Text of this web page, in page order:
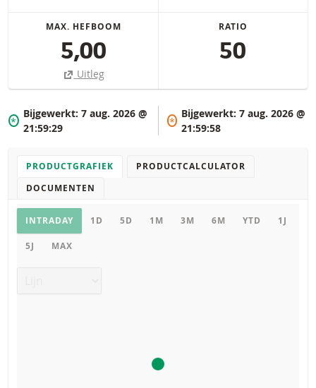
MAX. HEFBOOM
5,00
Uitleg
RATIO
50
*
Bijgewerkt: 7 aug. 2026 @
21:59:29
*
Bijgewerkt:7 aug. 2026 @
21:59:58
PRODUCTGRAFIEK
PRODUCTCALCULATOR
DOCUMENTEN
Productgrafiek
INTRADAY 1D 5D 1M 3M 6M YTD 1J
5J MAX